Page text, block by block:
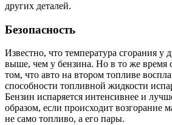
других деталей.
Безопасность
Известно, что температура сгорания у
выше, чем у бензина. Но в то же время
том, что авто на втором топливе
способности топливной жидкости
Бензин испаряется интенсивнее и
образом, если происходит
не само топливо, а его пары.